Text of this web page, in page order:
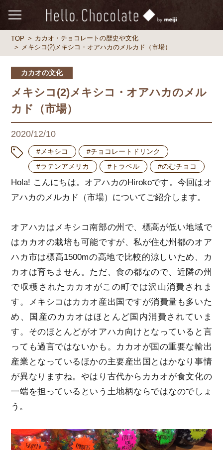
TOP
カカオ・チョコレートの歴史や文化
メキシコ(2)メキシコ・オアハカのメルカド（市場）
カカオの文化
メキシコ(2)メキシコ・オアハカのメル
カド（市場）
2020/12/10
#メキシコ
#チョコレートドリンク
#ラテンアメリカ
#トラベル #のむチョコ
Hola! こんにちは。オアハカのHirokoです。今回はオ
アハカのメルカド（市場）についてご紹介します。
オアハカはメキシコ南部の州で、標高が低い地域で
はカカオの栽培も可能ですが、私が住む州都のオア
ハカ市は標高1500mの高地で比較的涼しいため、カ
カオは育ちません。ただ、食の都なので、近隣の州
で収穫されたカカオがこの町では沢山消費されま
す。メキシコはカカオ産出国ですが消費量も多いた
め、国産のカカオはほとんど国内消費されていま
す。そのほとんどがオアハカ向けとなっていると言
っても過言ではないかも。カカオが国の重要な輸出
産業となっているほかの主要産出国とはかなり事情
が異なりますね。やはり古代からカカオが食文化の
一端を担っているという土地柄ならではなのでしょ
う。